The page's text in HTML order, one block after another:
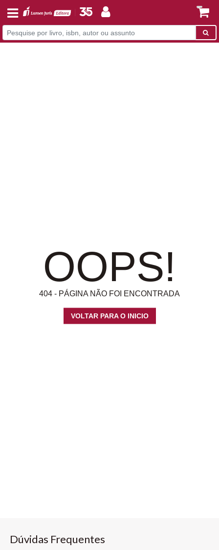
OOPS!
404 - PÁGINA NÃO FOI ENCONTRADA
VOLTAR PARA O INICIO
Dúvidas Frequentes